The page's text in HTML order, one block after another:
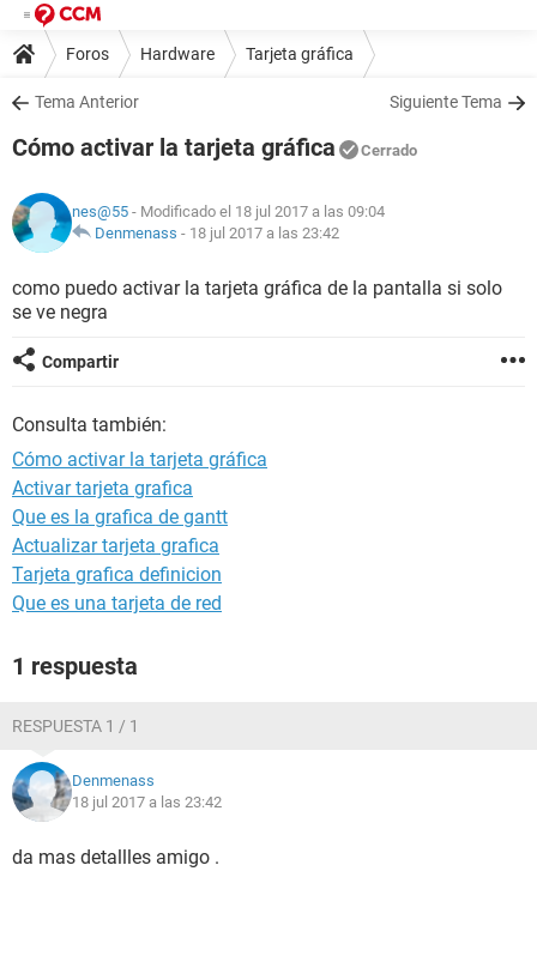
Foros Hardware Tarjeta gráfica
Tema Anterior Siguiente Tema
Cómo activar la tarjeta gráfica Cerrado
nes@55 - Modificado el 18 jul 2017 a las 09:04
Denmenass - 18 jul 2017 a las 23:42
como puedo activar la tarjeta gráfica de la pantalla si solo
se ve negra
Compartir
Consulta también:
Cómo activar la tarjeta gráfica
Activar tarjeta grafica
Que es la grafica de gantt
Actualizar tarjeta grafica
Tarjeta grafica definicion
Que es una tarjeta de red
1 respuesta
RESPUESTA 1 / 1
Denmenass
18 jul 2017 a las 23:42
da mas detallles amigo .